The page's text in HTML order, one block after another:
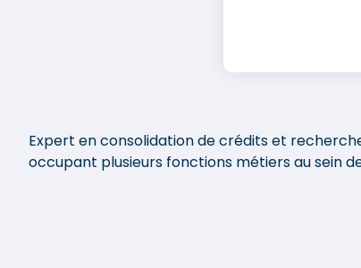
Expert en consolidation de crédits et
occupant plusieurs fonctions métiers au sein